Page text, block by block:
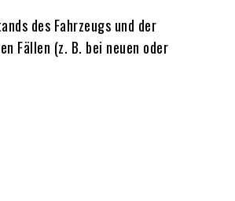
des Fahrzeugs und der
Fällen (z. B. bei neuen oder